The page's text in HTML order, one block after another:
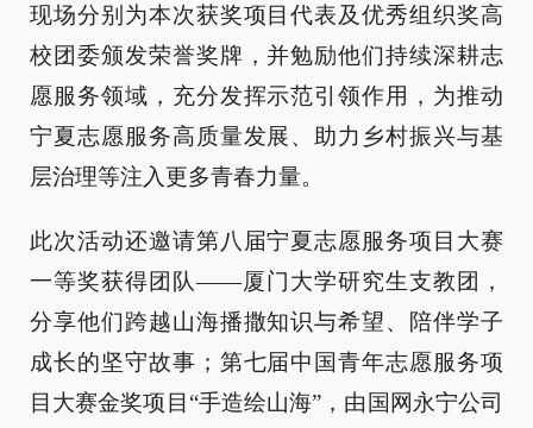
现场分别为本次获奖项目代表及优秀组织奖高
校团委颁发荣誉奖牌，并勉励他们持续深耕志
愿服务领域，充分发挥示范引领作用，为推动
宁夏志愿服务高质量发展、助力乡村振兴与基
层治理等注入更多青春力量。
此次活动还邀请第八届宁夏志愿服务项目大赛
一等奖获得团队——厦门大学研究生支教团，
分享他们跨越山海播撒知识与希望、陪伴学子
成长的坚守故事；第七届中国青年志愿服务项
目大赛金奖项目“手造绘山海”，由国网永宁公司